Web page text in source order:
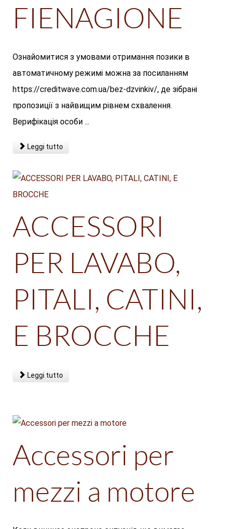
FIENAGIONE
Ознайомитися з умовами отримання позики в
автоматичному режимі можна за посиланням
https://creditwave.com.ua/bez-dzvinkiv/, де зібрані
пропозиції з найвищим рівнем схвалення.
Верифікація особи ...
Leggi tutto
ACCESSORI
PER LAVABO,
PITALI, CATINI,
E BROCCHE
Leggi tutto
Accessori per
mezzi a motore